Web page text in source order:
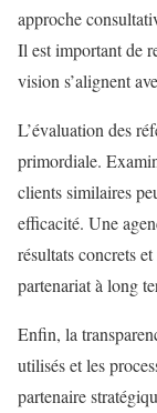
approche
Il est important de
vision s’alignent
L’évaluation des
primordiale.
clients similaires
efficacité. Une
résultats concrets
partenariat à long
Enfin, la
utilisés et les
partenaire